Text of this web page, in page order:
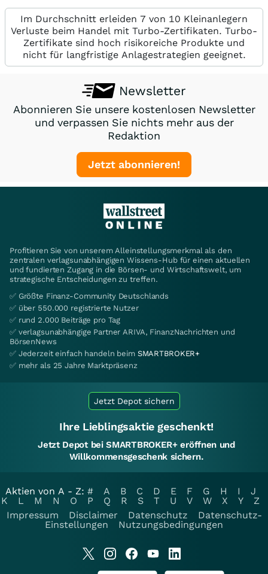
Im Durchschnitt erleiden 7 von 10 Kleinanlegern
Verluste beim Handel mit Turbo-Zertifikaten. Turbo-
Zertifikate sind hoch risikoreiche Produkte und
nicht für langfristige Anlagestrategien geeignet.
Newsletter
Abonnieren Sie unsere kostenlosen Newsletter
und verpassen Sie nichts mehr aus der
Redaktion
Jetzt abonnieren!
Profitieren Sie von unserem Alleinstellungsmerkmal als den
zentralen verlagsunabhängigen Wissens-Hub für einen aktuellen
und fundierten Zugang in die Börsen- und Wirtschaftswelt, um
strategische Entscheidungen zu treffen.
✅ Größte Finanz-Community Deutschlands
✅ über 550.000 registrierte Nutzer
✅ rund 2.000 Beiträge pro Tag
✅ verlagsunabhängige Partner ARIVA, FinanzNachrichten und
BörsenNews
✅ Jederzeit einfach handeln beim SMARTBROKER+
✅ mehr als 25 Jahre Marktpräsenz
Jetzt Depot sichern
Ihre Lieblingsaktie geschenkt!
Jetzt Depot bei SMARTBROKER+ eröffnen und
Willkommensgeschenk sichern.
Aktien von A - Z: # A B C D E F G H I
J
K
L M N O P Q R S T U V W X Y
Z
Impressum
Disclaimer Datenschutz
Datenschutz-
Einstellungen
Nutzungsbedingungen